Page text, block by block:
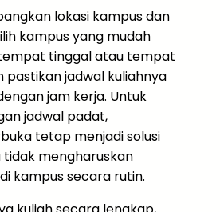
lokasi kampus dan
kampus yang mudah
tinggal atau tempat
pastikan jadwal kuliahnya
jam kerja. Untuk
jadwal padat,
tetap menjadi solusi
mengharuskan
kampus secara rutin.